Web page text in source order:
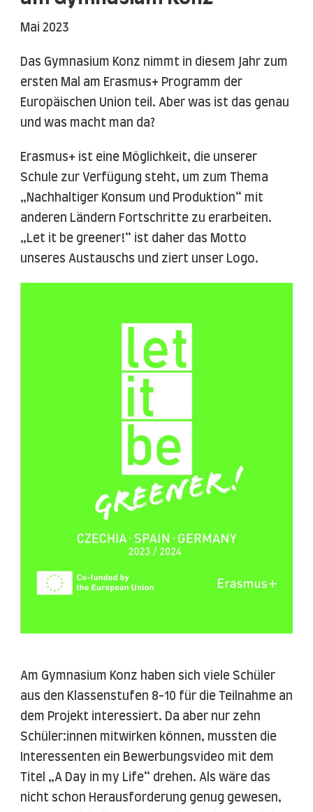
Mai 2023
Das Gymnasium Konz nimmt in diesem Jahr zum
ersten Mal am Erasmus+ Programm der
Europäischen Union teil. Aber was ist das genau
und was macht man da?
Erasmus+ ist eine Möglichkeit, die unserer
Schule zur Verfügung steht, um zum Thema
„Nachhaltiger Konsum und Produktion“ mit
anderen Ländern Fortschritte zu erarbeiten.
„Let it be greener!“ ist daher das Motto
unseres Austauschs und ziert unser Logo.
Am Gymnasium Konz haben sich viele Schüler
aus den Klassenstufen 8-10 für die Teilnahme an
dem Projekt interessiert. Da aber nur zehn
Schüler:innen mitwirken können, mussten die
Interessenten ein Bewerbungsvideo mit dem
Titel „A Day in my Life“ drehen. Als wäre das
nicht schon Herausforderung genug gewesen,